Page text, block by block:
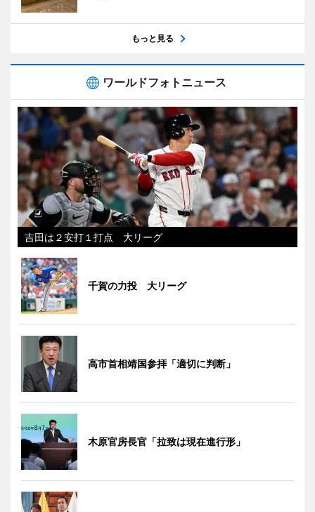
もっと見る
ワールドフォトニュース
吉田は２安打１打点 大リーグ
千賀の力投 大リーグ
高市首相靖国参拝「適切に判断」
木原官房長官「拉致は現在進行形」